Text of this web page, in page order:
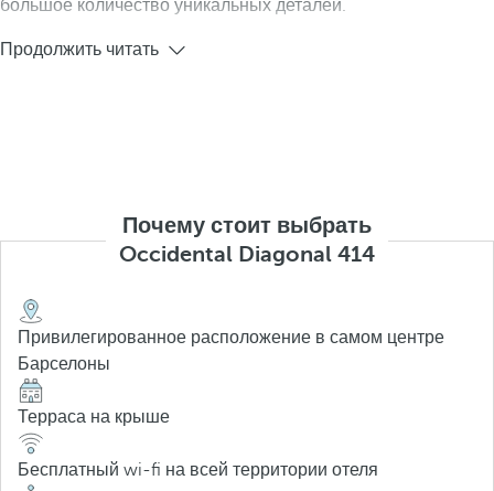
большое количество уникальных деталей.
Продолжить читать
Почему стоит выбрать
Occidental Diagonal 414
Привилегированное расположение в самом центре
Барселоны
Терраса на крыше
Бесплатный wi-fi на всей территории отеля